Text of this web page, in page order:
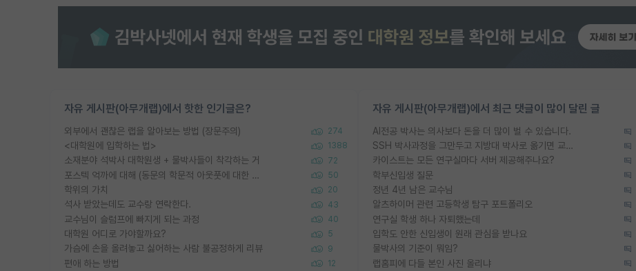
자유 게시판(아무개랩)에서 핫한 인기글은?
외부에서 괜찮은 랩을 알아보는 방법 (장문주의) 274
<대학원에 입학하는 법> 1388
소재분야 석박사 대학원생 + 물박사들이 착각하는 거 72
포스텍 억까에 대해 (동문의 학문적 아웃풋에 대한 반박) 50
학위의 가치 20
석사 받았는데도 교수랑 연락한다. 43
교수님이 슬럼프에 빠지게 되는 과정 40
대학원 어디로 가야할까요? 5
가슴에 손을 올려놓고 싫어하는 사람 불공정하게 리뷰 9
편애 하는 방법 12
자유 게시판(아무개랩)에서 최근 댓글이 많이 달린 글
AI전공 박사는 의사보다 돈을 더 많이 벌 수 있습니다.
SSH 박사과정을 그만두고 지방대 박사로 옮기면 교수의 꿈은 끝일까요?
카이스트는 모든 연구실마다 서버 제공해주나요?
학부신입생 질문
정년 4년 남은 교수님
알츠하이머 관련 고등학생 탐구 포트폴리오
연구실 학생 하나 자퇴했는데
입학도 안한 신입생이 원래 관심을 받나요
물박사의 기준이 뭐임?
랩홈피에 다들 본인 사진 올리냐